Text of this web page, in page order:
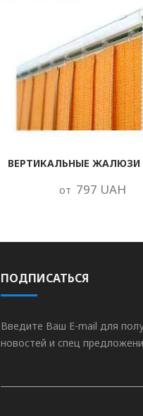
ВЕРТИКАЛЬНЫЕ ЖАЛЮЗИ
от 797 UAH
ПОДПИСАТЬСЯ
Введите Ваш E-mail для
новостей и спец